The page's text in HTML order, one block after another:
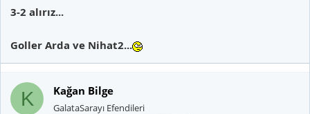
3-2 alırız...
Goller Arda ve Nihat2...
K Kağan Bilge
GalataSarayı Efendileri